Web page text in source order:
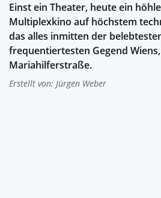
Einst ein Theater, heute ein
Multiplexkino auf höchstem
das alles inmitten der
frequentiertesten Gegend
Mariahilferstraße.
Erstellt von: Jürgen Weber